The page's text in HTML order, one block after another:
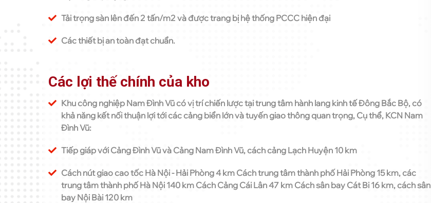
Tải trọng sàn lên đến 2 tấn/m2 và được trang bị hệ thống PCCC hiện đại
Các thiết bị an toàn đạt chuẩn.
Các lợi thế chính của kho
Khu công nghiệp Nam Đình Vũ có vị trí chiến lược tại trung tâm hành lang kinh tế Đông Bắc Bộ, có
khả năng kết nối thuận lợi tới các cảng biển lớn và tuyến giao thông quan trọng, Cụ thể, KCN Nam
Đình Vũ:
Tiếp giáp với Cảng Đình Vũ và Cảng Nam Đình Vũ, cách cảng Lạch Huyện 10 km
Cách nút giao cao tốc Hà Nội - Hải Phòng 4 km Cách trung tâm thành phố Hải Phòng 15 km, các
trung tâm thành phố Hà Nội 140 km Cách Cảng Cái Lân 47 km Cách sân bay Cát Bi 16 km, cách sân
bay Nội Bài 120 km